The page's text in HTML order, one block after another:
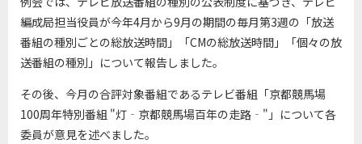
編成局担当役員が今年4月から9月の期間の毎月第3週の「放送
番組の種別ごとの総放送時間」「CMの総放送時間」「個々の放
送番組の種別」について報告しました。
その後、今月の合評対象番組であるテレビ番組「京都競馬場
100周年特別番組 "灯‐京都競馬場百年の走路‐"」について各
委員が意見を述べました。